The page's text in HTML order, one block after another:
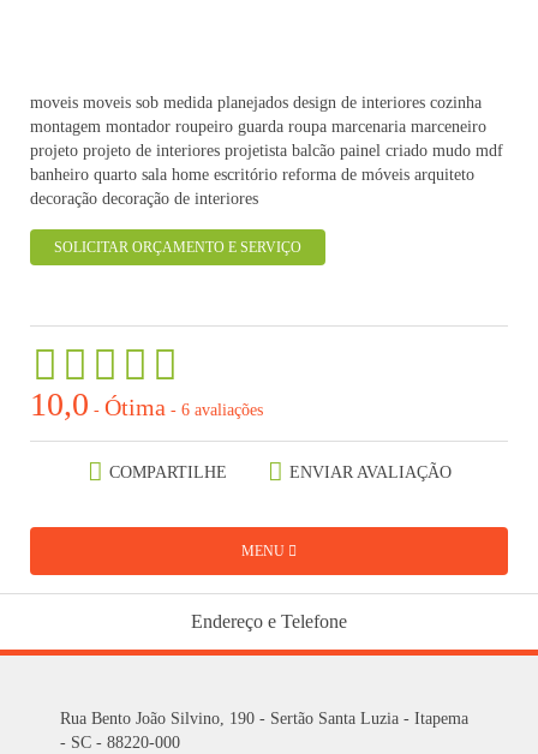
moveis moveis sob medida planejados design de interiores cozinha
montagem montador roupeiro guarda roupa marcenaria marceneiro
projeto projeto de interiores projetista balcão painel criado mudo mdf
banheiro quarto sala home escritório reforma de móveis arquiteto
decoração decoração de interiores
SOLICITAR ORÇAMENTO E SERVIÇO
10,0 - Ótima - 6 avaliações
COMPARTILHE ENVIAR AVALIAÇÃO
MENU
Endereço e Telefone
Rua Bento João Silvino, 190 - Sertão Santa Luzia - Itapema
- SC - 88220-000